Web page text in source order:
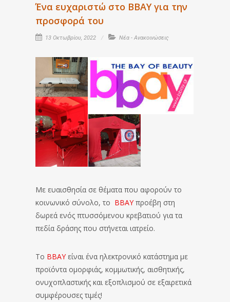
Ένα ευχαριστώ στο ΒΒΑΥ για την
προσφορά του
13 Οκτωβρίου, 2022 Νέα - Ανακοινώσεις
Με ευαισθησία σε θέματα που αφορούν το
κοινωνικό σύνολο, το ΒΒΑΥπροέβη στη
δωρεά ενός πτυσσόμενου κρεβατιού για τα
πεδία δράσης που στήνεται ιατρείο.
To BBAYείναι ένα ηλεκτρονικό κατάστημα με
προϊόντα ομορφιάς, κομμωτικής, αισθητικής,
ονυχοπλαστικής και εξοπλισμού σε εξαιρετικά
συμφέρουσες τιμές!